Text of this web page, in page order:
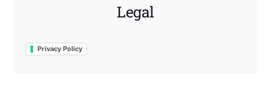
Legal
Privacy Policy